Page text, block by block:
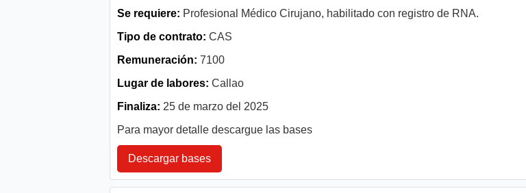
Se requiere: Profesional Médico Cirujano, habilitado con registro de RNA.
Tipo de contrato: CAS
Remuneración: 7100
Lugar de labores: Callao
Finaliza: 25 de marzo del 2025
Para mayor detalle descargue las bases
Descargar bases